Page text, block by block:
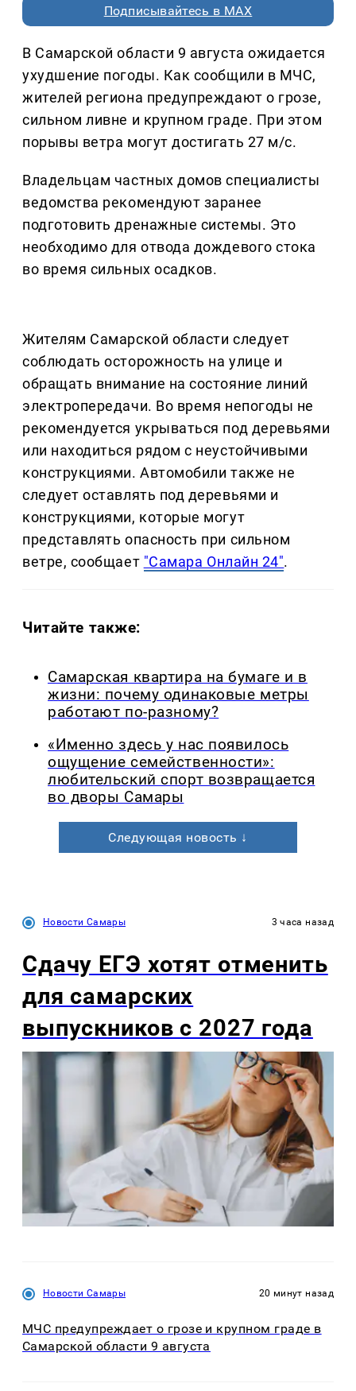
Подписывайтесь в MAX
В Самарской области 9 августа ожидается
ухудшение погоды. Как сообщили в МЧС,
жителей региона предупреждают о грозе,
сильном ливне и крупном граде. При этом
порывы ветра могут достигать 27 м/с.
Владельцам частных домов специалисты
ведомства рекомендуют заранее
подготовить дренажные системы. Это
необходимо для отвода дождевого стока
во время сильных осадков.
Жителям Самарской области следует
соблюдать осторожность на улице и
обращать внимание на состояние линий
электропередачи. Во время непогоды не
рекомендуется укрываться под деревьями
или находиться рядом с неустойчивыми
конструкциями. Автомобили также не
следует оставлять под деревьями и
конструкциями, которые могут
представлять опасность при сильном
ветре, сообщает "Самара Онлайн 24".
Читайте также:
Самарская квартира на бумаге и в
жизни: почему одинаковые метры
работают по-разному?
«Именно здесь у нас появилось
ощущение семейственности»:
любительский спорт возвращается
во дворы Самары
Следующая новость ↓
Новости Самары 3 часа назад
Сдачу ЕГЭ хотят отменить
для самарских
выпускников с 2027 года
Новости Самары 20 минут назад
МЧС предупреждает о грозе и крупном граде в
Самарской области 9 августа